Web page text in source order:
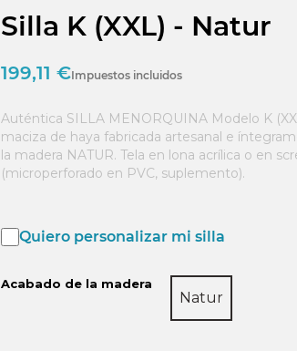
Silla K (XXL) - Natur
199,11 €Impuestos incluidos
Auténtica SILLA MENORQUINA Modelo K
maciza de haya fabricada artesanal e
la madera NATUR. Tela en lona acrílica o en
(microperforado en PVC, suplemento).
Quiero personalizar mi silla
Acabado de la madera
Natur